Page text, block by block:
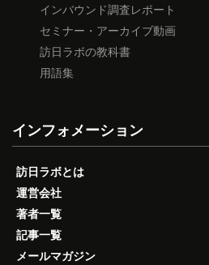
インバウンド調査レポート
セミナー・アーカイブ動画
訪日ラボの教科書
用語集
インフォメーション
訪日ラボとは
運営会社
著者一覧
記事一覧
メールマガジン